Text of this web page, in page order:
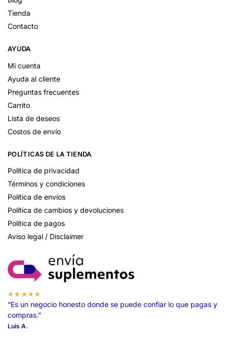
Tienda
Contacto
AYUDA
Mi cuenta
Ayuda al cliente
Preguntas frecuentes
Carrito
Lista de deseos
Costos de envío
POLÍTICAS DE LA TIENDA
Política de privacidad
Términos y condiciones
Política de envíos
Política de cambios y devoluciones
Política de pagos
Aviso legal / Disclaimer
★★★★★
“Es un negocio honesto donde se puede confiar lo que pagas y
compras.”
Luis A.